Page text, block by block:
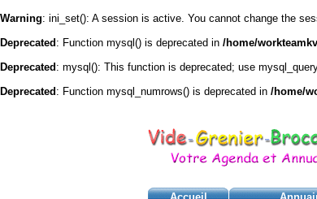
Warning: ini_set(): A session is active. You cannot change the
Deprecated : Function mysql() is deprecated in /home/
Deprecated : mysql(): This function is deprecated; use
Deprecated : Function mysql_numrows() is deprecated in /home/